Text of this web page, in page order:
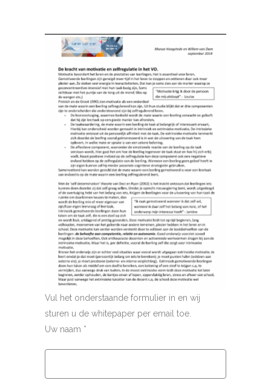
Vul het onderstaande formulier in en wij
sturen u de whitepaper per email toe.
Uw naam *